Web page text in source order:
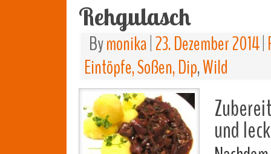
Rehgulasch
Bymonika 23. Dezember 2014
Eintöpfe, Soßen, Dip,Wild
und